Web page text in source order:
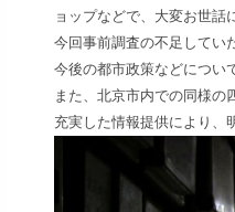
ョップなどで、大変お世話
今回事前調査の不足してい
今後の都市政策などについ
また、北京市内での同様の
充実した情報提供により、